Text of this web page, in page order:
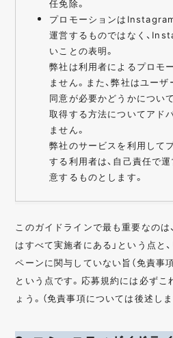
任免除。
プロモーションはInstagram
運営するものではなく、
いことの表明。
弊社は利用者によるプロモ
ません。また、弊社はユー
同意が必要かどうかについ
取得する方法についてアド
ません。
弊社のサービスを利用して
する利用者は、自己責任で
意するものとします。
このガイドラインで最も重要なのは
はすべて実施者にある」という点と
ペーンに関与していない旨（免責事
という点です。応募規約には必ず
ょう。（免責事項については後述しま